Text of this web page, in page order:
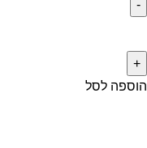
הוספה לסל